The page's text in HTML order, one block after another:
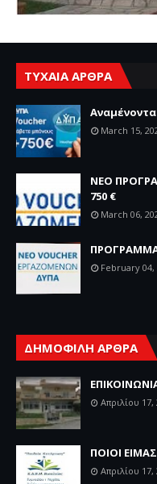
ΤΥΧΑΙΑ ΑΡΘΡΑ
March 15,
ΝΕΟ
750 €
March 06,
February 04,
ΔΗΜΟΦΙΛΗ ΑΡΘΡΑ
Απριλίου 17,
ΠΟΙΟΙ
Απριλίου 17,